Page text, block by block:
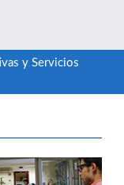
y Servicios